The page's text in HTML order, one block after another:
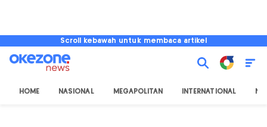
Scroll kebawah untuk membaca artikel
HOME NASIONAL MEGAPOLITAN INTERNATIONAL